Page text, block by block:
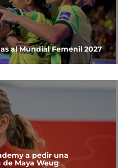
al Mundial Femenil 2027
a pedir una
Maya Weug